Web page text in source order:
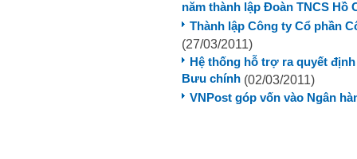
năm thành lập Đoàn TNCS Hồ
Thành lập Công ty Cổ phần
(27/03/2011)
Hệ thống hỗ trợ ra quyết
Bưu chính (02/03/2011)
VNPost góp vốn vào Ngân